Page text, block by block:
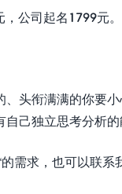
公司起名1799元。
、头衔满满的你要
己独立思考分析
需求，也可以联